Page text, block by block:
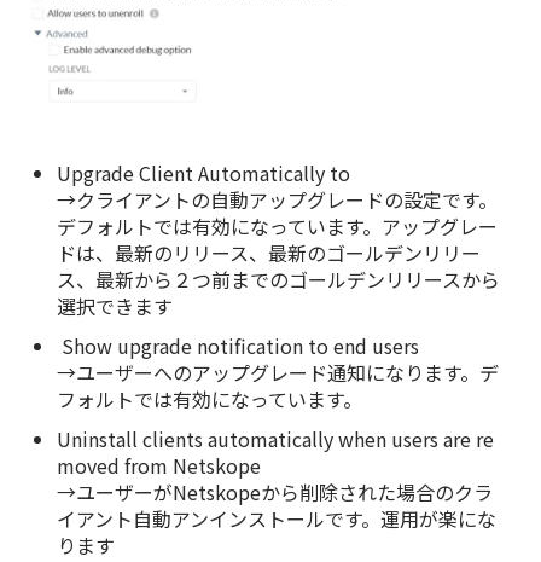
Upgrade Client Automatically to
→クライアントの自動アップグレードの設定です。
デフォルトでは有効になっています。アップグレー
ドは、最新のリリース、最新のゴールデンリリー
ス、最新から２つ前までのゴールデンリリースから
選択できます
Show upgrade notification to end users
→ユーザーへのアップグレード通知になります。デ
フォルトでは有効になっています。
Uninstall clients automatically when users are re
moved from Netskope
→ユーザーがNetskopeから削除された場合のクラ
イアント自動アンインストールです。運用が楽にな
ります